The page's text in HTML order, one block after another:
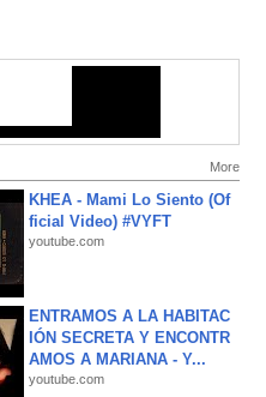
More
KHEA - Mami Lo Siento (Of
ficial Video) #VYFT
youtube.com
ENTRAMOS A LA HABITAC
IÓN SECRETA Y ENCONTR
AMOS A MARIANA - Y...
youtube.com